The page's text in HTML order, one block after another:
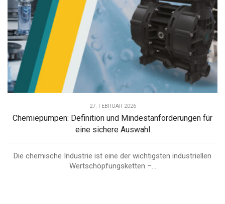
27. FEBRUAR 2026
Chemiepumpen: Definition und Mindestanforderungen für
eine sichere Auswahl
Die chemische Industrie ist eine der wichtigsten industriellen
Wertschöpfungsketten –...